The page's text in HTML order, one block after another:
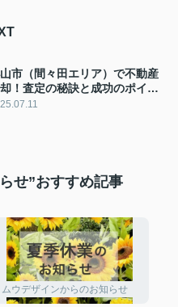
市（間々田エリア）で不動産
！査定の秘訣と成功のポイン
は？
せ”おすすめ記事
ムウデザインからのお知らせ